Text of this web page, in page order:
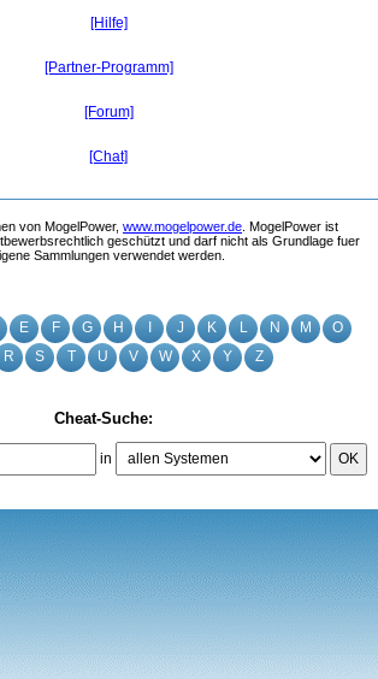
E F G H J K L N M
O
R S T U V W X Y Z
Cheat-Suche:
in OK
[Hilfe]
[Partner-Programm]
[Forum]
[Chat]
von MogelPower, www.mogelpower.de . MogelPower ist
geschützt und darf nicht als Grundlage fuer
Sammlungen verwendet werden.